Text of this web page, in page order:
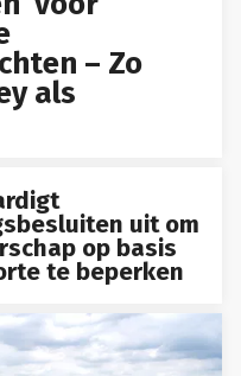
– Zo
als
uit om
op basis
te beperken